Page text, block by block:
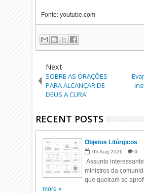
Fonte: youtube.com
Next
SOBRE AS ORAÇÕES
PARA ALCANÇAR DE
DEUS A CURA
RECENT POSTS
Objetos Litúrgicos
05 Aug 2026 0
Assunto
ministros da
que queiram se
more »